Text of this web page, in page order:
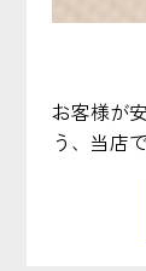
お客様が
う、当店